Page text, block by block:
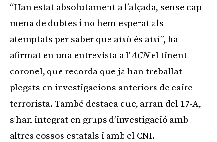
“Han estat absolutament a l’alçada, sense cap
mena de dubtes i no hem esperat als
atemptats per saber que això és així”, ha
afirmat en una entrevista a l’ACNel tinent
coronel, que recorda que ja han treballat
plegats en investigacions anteriors de caire
terrorista. També destaca que, arran del 17-A,
s’han integrat en grups d’investigació amb
altres cossos estatals i amb el CNI.